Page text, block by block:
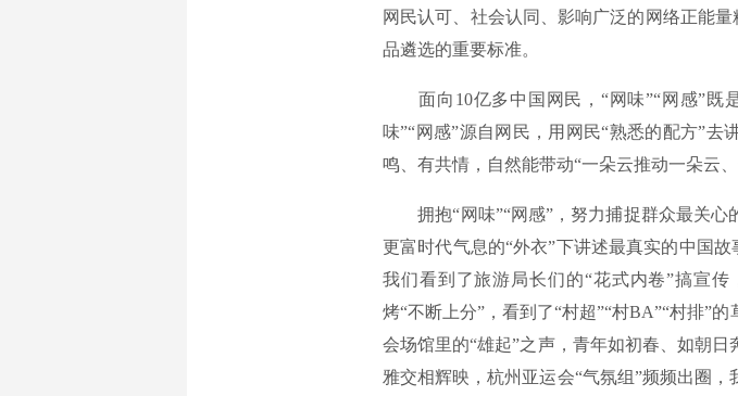
网民认可、社会认同、影响广泛的网络正能
品遴选的重要标准。
面向10亿多中国网民，“网味”“网感”既
味”“网感”源自网民，用网民“熟悉的配方”
鸣、有共情，自然能带动“一朵云推动一朵云
拥抱“网味”“网感”，努力捕捉群众最关心
更富时代气息的“外衣”下讲述最真实的中国故
我们看到了旅游局长们的“花式内卷”搞宣
烤“不断上分”，看到了“村超”“村BA”“村排”
会场馆里的“雄起”之声，青年如初春、如朝
雅交相辉映，杭州亚运会“气氛组”频频出圈